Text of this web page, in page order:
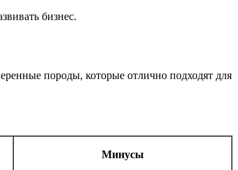
бизнес.
породы, которые отлично подходят для
Минусы